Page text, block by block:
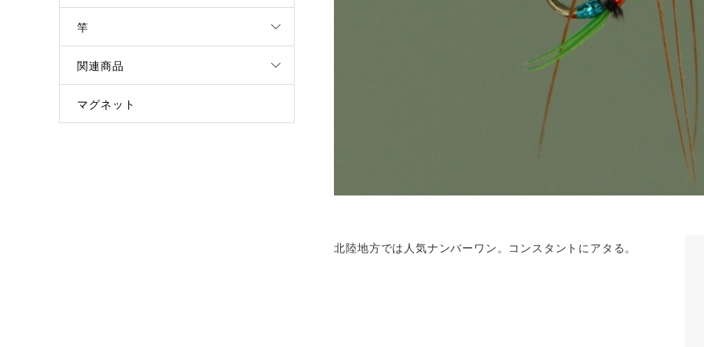
北陸地方では人気ナンバーワン。コンスタントにアタる。
竿
関連商品
マグネット